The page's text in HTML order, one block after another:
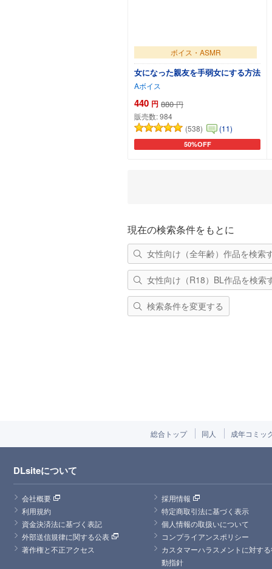
ボイス・ASMR
女になった親友を手弱女にする方法
Aボイス
440 円 880 円
販売数:984
(538)
(11)
50%OFF
カートに追加
現在の検索条件をもとに
女性向け（全年齢）作品を検索
女性向け（R18）BL作品を検索
検索条件を変更する
総合トップ 同人 成年コミッ
DLsiteについて
会社概要
採用情報
利用規約
特定商取引法に基づく表示
資金決済法に基づく表記
個人情報の取扱いについて
外部送信規律に関する公表
コンプライアンスポリシー
著作権と不正アクセス
カスタマーハラスメントに対す
動指針